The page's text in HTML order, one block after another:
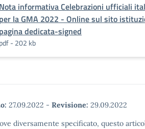
per lo Studente,
Nota informativa Celebrazioni ufficiali
per la GMA 2022 - Online sul sito
pagina dedicata-signed
pdf - 202 kb
27.09.2022 - Revisione: 29.09.2022
diversamente specificato, questo